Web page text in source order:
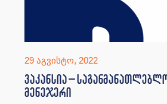
29 აგვისტო, 2022
ვაკანსია –
მენეჯერი